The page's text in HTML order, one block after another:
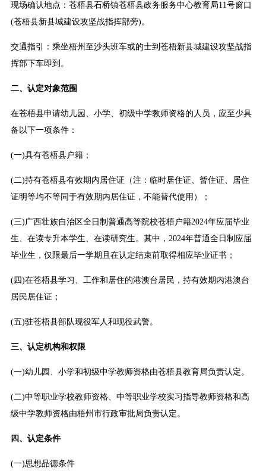
现场确认地点：苍梧县石桥镇苍梧县政务服务中心教育局11号窗口
(苍梧县新县城建设攻坚战指挥部旁)。
交通指引：乘坐梧州至沙头班车或的士到苍梧新县城建设攻坚战指
挥部下车即到。
二、认定对象范围
在苍梧县申请幼儿园、小学、初级中学教师资格的人员，应至少具
备以下一项条件：
(一)具有苍梧县户籍；
(二)持有苍梧县有效期内居住证（注：临时居住证、暂住证、居住
证明等均不等同于有效期内居住证，不能替代使用）；
(三)广西壮族自治区全日制普通高等院校苍梧户籍2024年应届毕业
生、在读专升本学生、在读研究生。其中，2024年普通全日制应届
毕业生，仅限最后一学期且在认定结束前取得相应毕业证书；
(四)在苍梧县学习、工作和居住的港澳台居民，持有效期内港澳台
居民居住证；
(五)驻苍梧县部队现役军人和现役武警。
三、认定机构和权限
(一)幼儿园、小学和初级中学教师资格由苍梧县教育局负责认定。
(二)中等职业学校教师资格、中等职业学校实习指导教师资格和高
级中学教师资格由梧州市行政审批局负责认定。
四、认定条件
(一)思想品德条件